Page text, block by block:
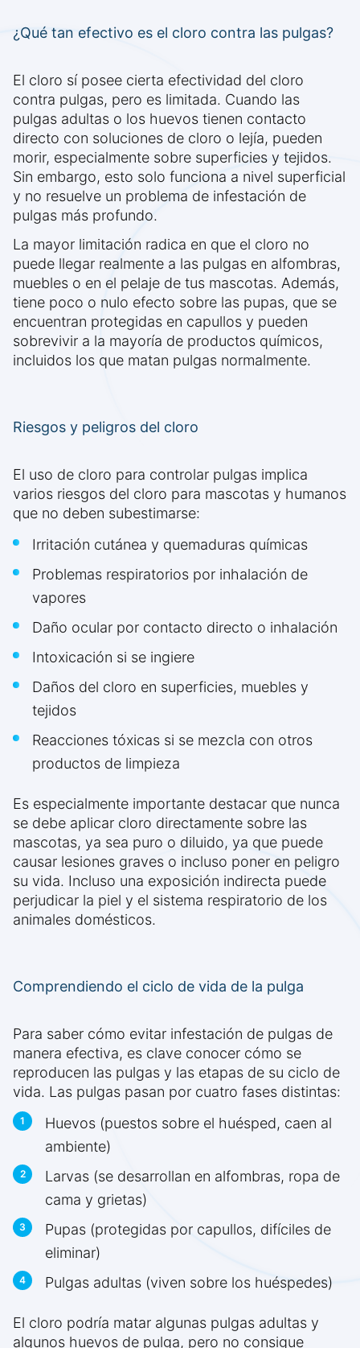
¿Qué tan efectivo es el cloro contra las pulgas?
El cloro sí posee cierta efectividad del cloro
contra pulgas, pero es limitada. Cuando las
pulgas adultas o los huevos tienen contacto
directo con soluciones de cloro o lejía, pueden
morir, especialmente sobre superficies y tejidos.
Sin embargo, esto solo funciona a nivel superficial
y no resuelve un problema de infestación de
pulgas más profundo.
La mayor limitación radica en que el cloro no
puede llegar realmente a las pulgas en alfombras,
muebles o en el pelaje de tus mascotas. Además,
tiene poco o nulo efecto sobre las pupas, que se
encuentran protegidas en capullos y pueden
sobrevivir a la mayoría de productos químicos,
incluidos los que matan pulgas normalmente.
Riesgos y peligros del cloro
El uso de cloro para controlar pulgas implica
varios riesgos del cloro para mascotas y humanos
que no deben subestimarse:
Irritación cutánea y quemaduras químicas
Problemas respiratorios por inhalación de
vapores
Daño ocular por contacto directo o inhalación
Intoxicación si se ingiere
Daños del cloro en superficies, muebles y
tejidos
Reacciones tóxicas si se mezcla con otros
productos de limpieza
Es especialmente importante destacar que nunca
se debe aplicar cloro directamente sobre las
mascotas, ya sea puro o diluido, ya que puede
causar lesiones graves o incluso poner en peligro
su vida. Incluso una exposición indirecta puede
perjudicar la piel y el sistema respiratorio de los
animales domésticos.
Comprendiendo el ciclo de vida de la pulga
Para saber cómo evitar infestación de pulgas de
manera efectiva, es clave conocer cómo se
reproducen las pulgas y las etapas de su ciclo de
vida. Las pulgas pasan por cuatro fases distintas:
Huevos (puestos sobre el huésped, caen al
ambiente)
Larvas (se desarrollan en alfombras, ropa de
cama y grietas)
Pupas (protegidas por capullos, difíciles de
eliminar)
Pulgas adultas (viven sobre los huéspedes)
El cloro podría matar algunas pulgas adultas y
algunos huevos de pulga, pero no consigue